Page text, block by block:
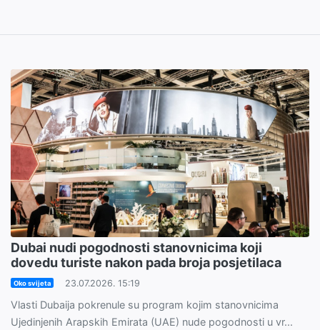
Dubai nudi pogodnosti stanovnicima koji
dovedu turiste nakon pada broja posjetilaca
Oko svijeta 23.07.2026. 15:19
Vlasti Dubaija pokrenule su program kojim stanovnicima
Ujedinjenih Arapskih Emirata (UAE) nude pogodnosti u vr...